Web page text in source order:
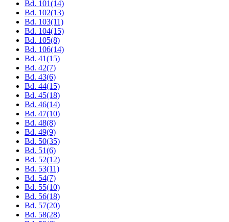
Bd. 101(14)
Bd. 102(13)
Bd. 103(11)
Bd. 104(15)
Bd. 105(8)
Bd. 106(14)
Bd. 41(15)
Bd. 42(7)
Bd. 43(6)
Bd. 44(15)
Bd. 45(18)
Bd. 46(14)
Bd. 47(10)
Bd. 48(8)
Bd. 49(9)
Bd. 50(35)
Bd. 51(6)
Bd. 52(12)
Bd. 53(11)
Bd. 54(7)
Bd. 55(10)
Bd. 56(18)
Bd. 57(20)
Bd. 58(28)